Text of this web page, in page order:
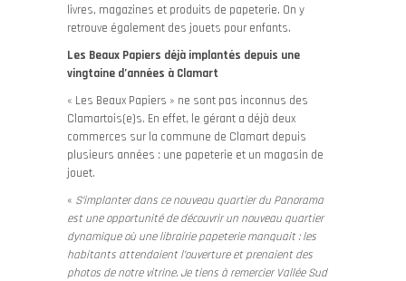
livres, magazines et produits de papeterie. On y
retrouve également des jouets pour enfants.
Les Beaux Papiers déjà implantés depuis une
vingtaine d’années à Clamart
« Les Beaux Papiers » ne sont pas inconnus des
Clamartois(e)s. En effet, le gérant a déjà deux
commerces sur la commune de Clamart depuis
plusieurs années : une papeterie et un magasin de
jouet.
« S’implanter dans ce nouveau quartier du Panorama
est une opportunité de découvrir un nouveau quartier
dynamique où une librairie papeterie manquait : les
habitants attendaient l’ouverture et prenaient des
photos de notre vitrine. Je tiens à remercier Vallée Sud